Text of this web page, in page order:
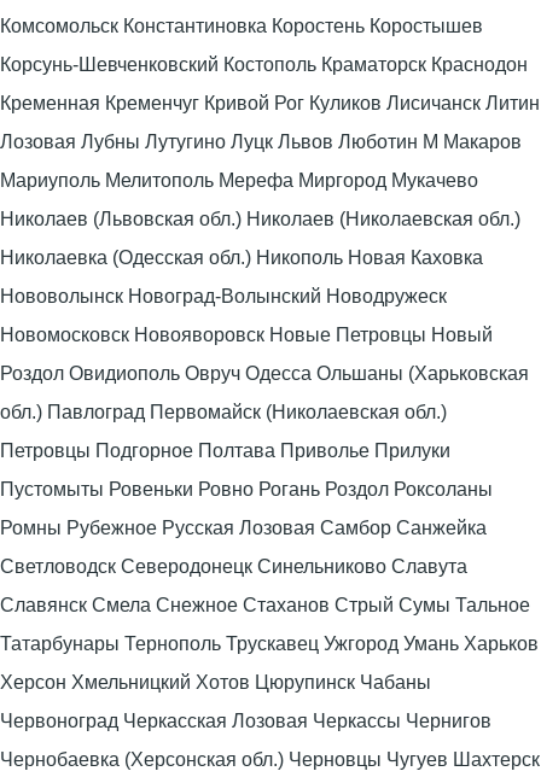
Комсомольск Константиновка Коростень Коростышев
Корсунь-Шевченковский Костополь Краматорск Краснодон
Кременная Кременчуг Кривой Рог Куликов Лисичанск Литин
Лозовая Лубны Лутугино Луцк Львов Люботин М Макаров
Мариуполь Мелитополь Мерефа Миргород Мукачево
Николаев (Львовская обл.) Николаев (Николаевская обл.)
Николаевка (Одесская обл.) Никополь Новая Каховка
Нововолынск Новоград-Волынский Новодружеск
Новомосковск Новояворовск Новые Петровцы Новый
Роздол Овидиополь Овруч Одесса Ольшаны (Харьковская
обл.) Павлоград Первомайск (Николаевская обл.)
Петровцы Подгорное Полтава Приволье Прилуки
Пустомыты Ровеньки Ровно Рогань Роздол Роксоланы
Ромны Рубежное Русская Лозовая Самбор Санжейка
Светловодск Северодонецк Синельниково Славута
Славянск Смела Снежное Стаханов Стрый Сумы Тальное
Татарбунары Тернополь Трускавец Ужгород Умань Харьков
Херсон Хмельницкий Хотов Цюрупинск Чабаны
Червоноград Черкасская Лозовая Черкассы Чернигов
Чернобаевка (Херсонская обл.) Черновцы Чугуев Шахтерск